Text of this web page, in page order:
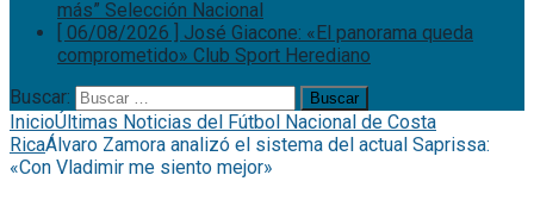
más” Selección Nacional
[ 06/08/2026 ] José Giacone: «El panorama queda
comprometido» Club Sport Herediano
Buscar:
InicioÚltimas Noticias del Fútbol Nacional de Costa
RicaÁlvaro Zamora analizó el sistema del actual Saprissa:
«Con Vladimir me siento mejor»